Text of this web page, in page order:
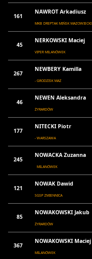
161
NAWROT Arkadiusz
MKB DREPTAK MIŃSK MAZOWIECKI
45
NERKOWSKI Maciej
VIPER MILANÓWEK
267
NEWBERY Kamilla
- GRODZISK MAZ
46
NEWEN Aleksandra
ŻYRARDÓW
177
NITECKI Piotr
- WARSZAWA
245
NOWACKA Zuzanna
MILANÓWEK
121
NOWAK Dawid
SGSP ZMIENNICA
85
NOWAKOWSKI Jakub
ŻYRARDÓW
367
NOWAKOWSKI Maciej
MILANÓWEK